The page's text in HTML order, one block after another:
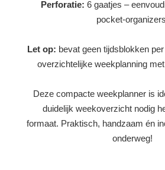
Perforatie: 6 gaatjes –
pocket-
Let op: bevat geen tijdsblokken
overzichtelijke weekplanning met
Deze compacte weekplanner is
duidelijk weekoverzicht nodig
formaat. Praktisch, handzaam én
onderweg!